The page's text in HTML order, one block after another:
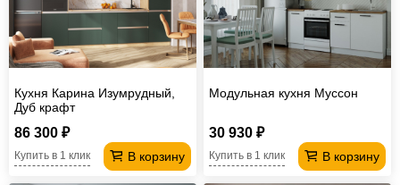
Кухня Карина Изумрудный,
Дуб крафт
86 300 ₽
В корзину
Купить в 1 клик
Модульная кухня Муссон
30 930 ₽
В корзину
Купить в 1 клик